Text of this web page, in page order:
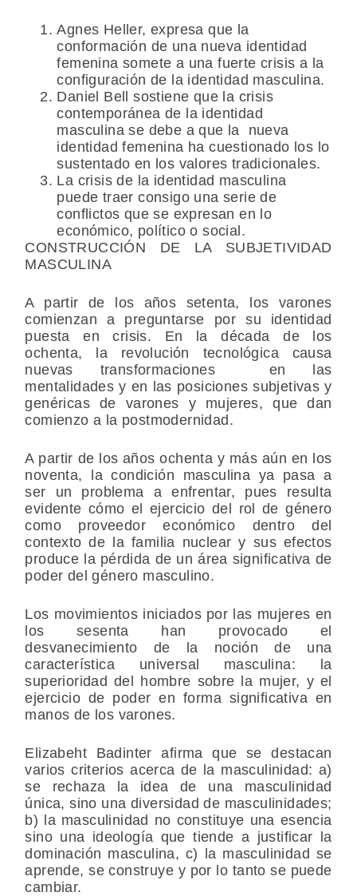
Agnes Heller, expresa que la
conformación de una nueva identidad
femenina somete a una fuerte crisis a la
configuración de la identidad masculina.
Daniel Bell sostiene que la crisis
contemporánea de la identidad
masculina se debe a que la nueva
identidad femenina ha cuestionado los lo
sustentado en los valores tradicionales.
La crisis de la identidad masculina
puede traer consigo una serie de
conflictos que se expresan en lo
económico, político o social.
CONSTRUCCIÓN DE LA SUBJETIVIDAD
MASCULINA
A partir de los años setenta, los varones
comienzan a preguntarse por su identidad
puesta en crisis. En la década de los
ochenta, la revolución tecnológica causa
nuevas transformaciones en las
mentalidades y en las posiciones subjetivas y
genéricas de varones y mujeres, que dan
comienzo a la postmodernidad.
A partir de los años ochenta y más aún en los
noventa, la condición masculina ya pasa a
ser un problema a enfrentar, pues resulta
evidente cómo el ejercicio del rol de género
como proveedor económico dentro del
contexto de la familia nuclear y sus efectos
produce la pérdida de un área significativa de
poder del género masculino.
Los movimientos iniciados por las mujeres en
los sesenta han provocado el
desvanecimiento de la noción de una
característica universal masculina: la
superioridad del hombre sobre la mujer, y el
ejercicio de poder en forma significativa en
manos de los varones.
Elizabeht Badinter afirma que se destacan
varios criterios acerca de la masculinidad: a)
se rechaza la idea de una masculinidad
única, sino una diversidad de masculinidades;
b) la masculinidad no constituye una esencia
sino una ideología que tiende a justificar la
dominación masculina, c) la masculinidad se
aprende, se construye y por lo tanto se puede
cambiar.